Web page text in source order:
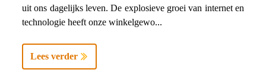
uit ons dagelijks leven. De explosieve groei van internet en
technologie heeft onze winkelgewo...
Lees verder